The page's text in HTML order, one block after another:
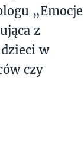
„Emocje
z
w
czy